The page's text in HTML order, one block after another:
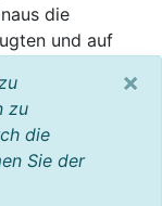
die
und auf
dieser
sie das unter
Plugin
zu
die
Sie der
×